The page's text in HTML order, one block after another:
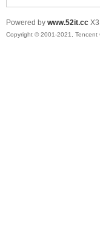
Powered by www.52it.cc
Copyright © 2001-2021, Tencent